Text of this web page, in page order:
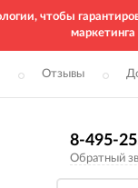
чтобы
Отзывы
8-495-
Обратный